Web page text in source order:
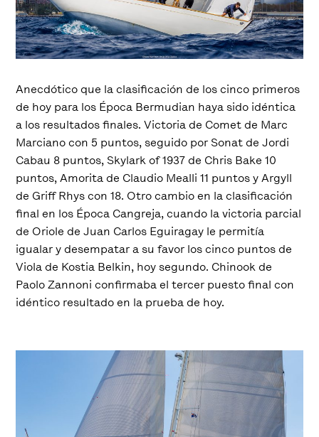
Anecdótico que la clasificación de los cinco primeros
de hoy para los Época Bermudian haya sido idéntica
a los resultados finales. Victoria de Comet de Marc
Marciano con 5 puntos, seguido por Sonat de Jordi
Cabau 8 puntos, Skylark of 1937 de Chris Bake 10
puntos, Amorita de Claudio Mealli 11 puntos y Argyll
de Griff Rhys con 18. Otro cambio en la clasificación
final en los Época Cangreja, cuando la victoria parcial
de Oriole de Juan Carlos Eguiragay le permitía
igualar y desempatar a su favor los cinco puntos de
Viola de Kostia Belkin, hoy segundo. Chinook de
Paolo Zannoni confirmaba el tercer puesto final con
idéntico resultado en la prueba de hoy.